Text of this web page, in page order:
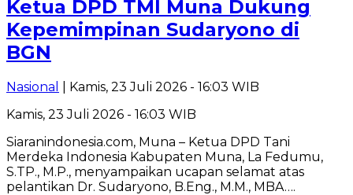
Ketua DPD TMI Muna Dukung
Kepemimpinan Sudaryono di
BGN
Nasional
| Kamis, 23 Juli 2026 - 16:03 WIB
Kamis, 23 Juli 2026 - 16:03 WIB
Siaranindonesia.com, Muna – Ketua DPD Tani
Merdeka Indonesia Kabupaten Muna, La Fedumu,
S.TP., M.P., menyampaikan ucapan selamat atas
pelantikan Dr. Sudaryono, B.Eng., M.M., MBA….